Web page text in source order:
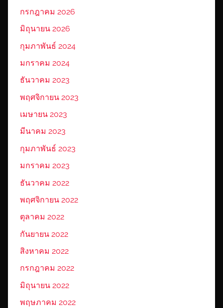
กรกฎาคม 2026
มิถุนายน 2026
กุมภาพันธ์ 2024
มกราคม 2024
ธันวาคม 2023
พฤศจิกายน 2023
เมษายน 2023
มีนาคม 2023
กุมภาพันธ์ 2023
มกราคม 2023
ธันวาคม 2022
พฤศจิกายน 2022
ตุลาคม 2022
กันยายน 2022
สิงหาคม 2022
กรกฎาคม 2022
มิถุนายน 2022
พฤษภาคม 2022